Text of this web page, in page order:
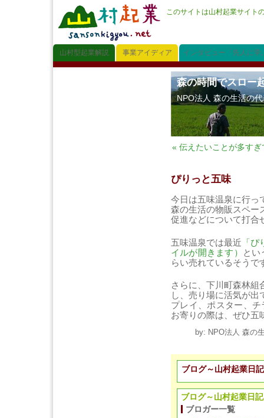
このサイトは山村起業サイト
山村型起業解説 事業アイディア インタビュー「先人に学
森の時間でスロー
NPO法人 森の生活の
« 伝えたいことが多すぎ
ぴりっと五味
今日は五味温泉に行っ
森の生活の物販スペー
促進などについて打合
五味温泉では最近 「
イルが開きます）
とい
らい売れているそうで
さらに、下川町森林組
し、売り場に活気が
プレイ、ポスター、
お寄りの際は、ぜひ五
by: NPO法人 森の
ブログ～山村起業日
ブログ～山村起業日
ブロガー一覧